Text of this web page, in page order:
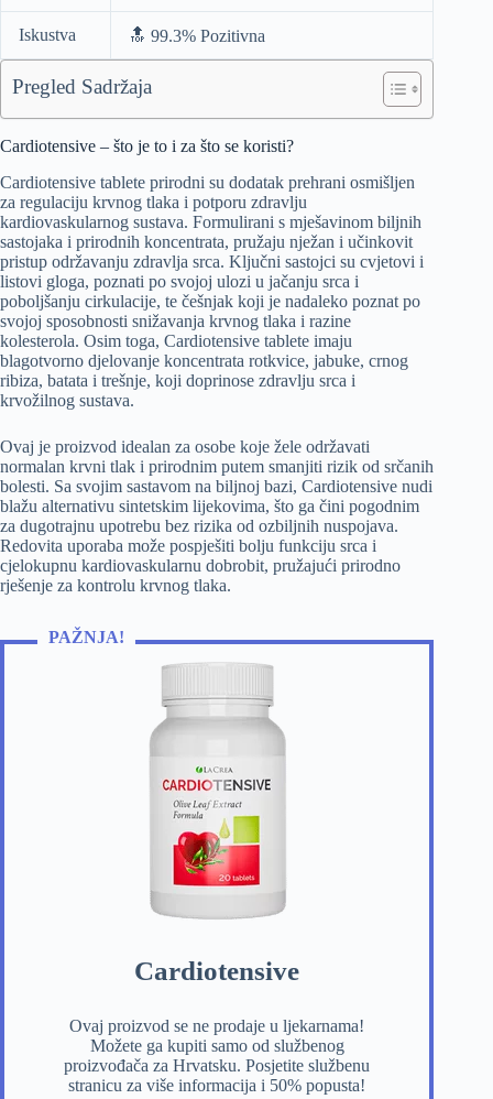
Iskustva 🔝 99.3% Pozitivna
Pregled Sadržaja
Cardiotensive – što je to i za što se koristi?
Cardiotensive tablete prirodni su dodatak prehrani osmišljen
za regulaciju krvnog tlaka i potporu zdravlju
kardiovaskularnog sustava. Formulirani s mješavinom biljnih
sastojaka i prirodnih koncentrata, pružaju nježan i učinkovit
pristup održavanju zdravlja srca. Ključni sastojci su cvjetovi i
listovi gloga, poznati po svojoj ulozi u jačanju srca i
poboljšanju cirkulacije, te češnjak koji je nadaleko poznat po
svojoj sposobnosti snižavanja krvnog tlaka i razine
kolesterola. Osim toga, Cardiotensive tablete imaju
blagotvorno djelovanje koncentrata rotkvice, jabuke, crnog
ribiza, batata i trešnje, koji doprinose zdravlju srca i
krvožilnog sustava.
Ovaj je proizvod idealan za osobe koje žele održavati
normalan krvni tlak i prirodnim putem smanjiti rizik od srčanih
bolesti. Sa svojim sastavom na biljnoj bazi, Cardiotensive nudi
blažu alternativu sintetskim lijekovima, što ga čini pogodnim
za dugotrajnu upotrebu bez rizika od ozbiljnih nuspojava.
Redovita uporaba može pospješiti bolju funkciju srca i
cjelokupnu kardiovaskularnu dobrobit, pružajući prirodno
rješenje za kontrolu krvnog tlaka.
PAŽNJA!
Cardiotensive
Ovaj proizvod se ne prodaje u ljekarnama!
Možete ga kupiti samo od službenog
proizvođača za Hrvatsku. Posjetite službenu
stranicu za više informacija i 50% popusta!